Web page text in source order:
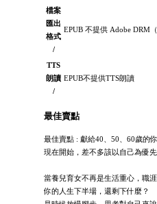
檔案
匯出
格式
/
EPUB 不提供 Adobe DRM
TTS
朗讀
/
EPUB不提供TTS朗讀
最佳賣點
最佳賣點 : 獻給40、50、60歲的你
現在開始，差不多該以自己為優先
當養兒育女不再是生活重心，職
你的人生下半場，還剩下什麼？